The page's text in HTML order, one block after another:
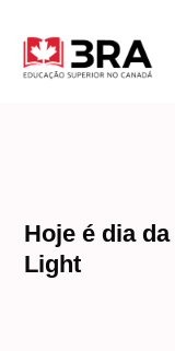
Hoje é dia
Light